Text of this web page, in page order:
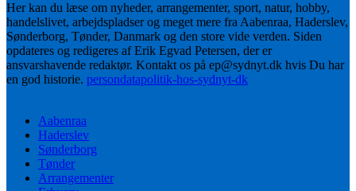
Her kan du læse om nyheder, arrangementer, sport, natur, hobby,
handelslivet, arbejdspladser og meget mere fra Aabenraa, Haderslev,
Sønderborg, Tønder, Danmark og den store vide verden. Siden
opdateres og redigeres af Erik Egvad Petersen, der er
ansvarshavende redaktør. Kontakt os på ep@sydnyt.dk hvis Du har
en god historie. persondatapolitik-hos-sydnyt-dk
Aabenraa
Haderslev
Sønderborg
Tønder
Arrangementer